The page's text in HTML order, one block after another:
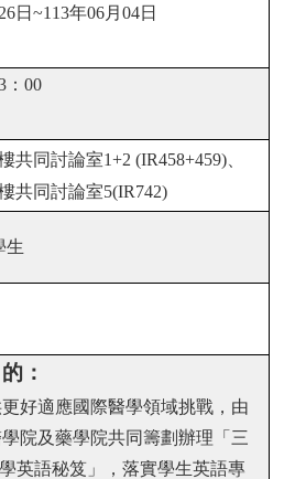
26日~113年06月04日
：00
共同討論室1+2 (IR458+459)
共同討論室5(IR742)
生
：
好適應國際醫學領域挑戰，由
院及藥學院共同籌劃辦理「三
英語秘笈」，落實學生英語專